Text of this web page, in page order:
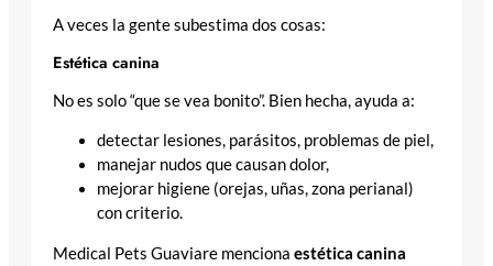
A veces la gente subestima dos cosas:
Estética canina
No es solo “que se vea bonito”. Bien hecha, ayuda a:
detectar lesiones, parásitos, problemas de piel,
manejar nudos que causan dolor,
mejorar higiene (orejas, uñas, zona perianal)
con criterio.
Medical Pets Guaviare menciona estética canina